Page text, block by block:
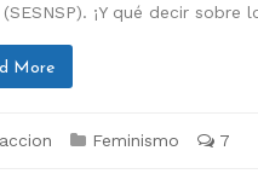
(SESNSP). ¡Y qué decir sobre
More
Feminismo 7